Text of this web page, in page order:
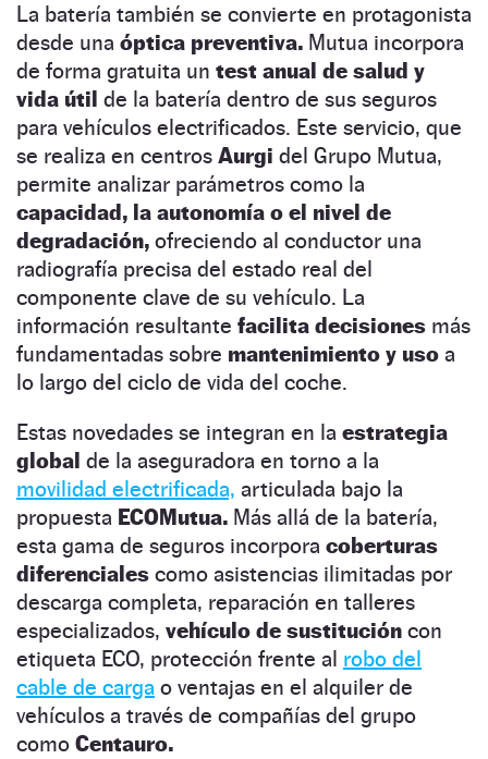
La batería también se convierte en protagonista
desde una óptica preventiva. Mutua incorpora
de forma gratuita un test anual de salud y
vida útil de la batería dentro de sus seguros
para vehículos electrificados. Este servicio, que
se realiza en centros Aurgi del Grupo Mutua,
permite analizar parámetros como la
capacidad, la autonomía o el nivel de
degradación, ofreciendo al conductor una
radiografía precisa del estado real del
componente clave de su vehículo. La
información resultante facilita decisiones más
fundamentadas sobre mantenimiento y uso a
lo largo del ciclo de vida del coche.
Estas novedades se integran en la estrategia
global de la aseguradora en torno a la
movilidad electrificada, articulada bajo la
propuesta ECOMutua. Más allá de la batería,
esta gama de seguros incorpora coberturas
diferenciales como asistencias ilimitadas por
descarga completa, reparación en talleres
especializados, vehículo de sustitución con
etiqueta ECO, protección frente al robo del
cable de carga o ventajas en el alquiler de
vehículos a través de compañías del grupo
como Centauro.